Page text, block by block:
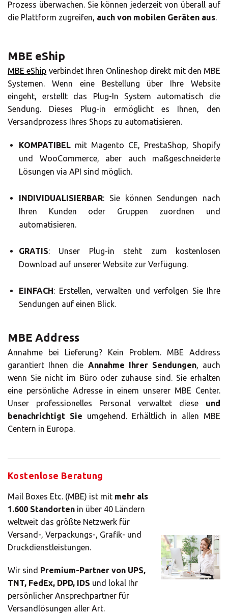
Prozess überwachen. Sie können jederzeit von überall auf
die Plattform zugreifen, auch von mobilen Geräten aus
MBE eShip
MBE eShip verbindet Ihren Onlineshop direkt mit den MBE
Systemen. Wenn eine Bestellung über Ihre Website
eingeht, erstellt das Plug-In System automatisch die
Sendung. Dieses Plug-in ermöglicht es Ihnen, den
Versandprozess Ihres Shops zu automatisieren.
KOMPATIBEL mit Magento CE, PrestaShop, Shopify
und WooCommerce, aber auch maßgeschneiderte
Lösungen via API sind möglich.
INDIVIDUALISIERBAR: Sie können Sendungen nach
Ihren Kunden oder Gruppen zuordnen und
automatisieren.
GRATIS: Unser Plug-in steht zum kostenlosen
Download auf unserer Website zur Verfügung.
EINFACH: Erstellen, verwalten und verfolgen Sie Ihre
Sendungen auf einen Blick.
MBE Address
Annahme bei Lieferung? Kein Problem. MBE Address
garantiert Ihnen die Annahme Ihrer Sendungen, auch
wenn Sie nicht im Büro oder zuhause sind. Sie erhalten
eine persönliche Adresse in einem unserer MBE Center.
Unser professionelles Personal verwaltet diese und
benachrichtigt Sie umgehend. Erhältlich in allen MBE
Centern in Europa.
Kostenlose Beratung
Mail Boxes Etc. (MBE) ist mit mehr als
1.600 Standorten in über 40 Ländern
weltweit das größte Netzwerk für
Versand-, Verpackungs-, Grafik- und
Druckdienstleistungen.
Wir sind Premium-Partner von UPS,
TNT, FedEx, DPD, IDS und lokal Ihr
persönlicher Ansprechpartner für
Versandlösungen aller Art.
Europe
ROW
Geben Sie die PLZ oder Adresse ein
SUCHEN
Alternative?
SUCHEN SIE UNTER DEN ANDEREN 160
Odereröffnen Sie ein MBE Center